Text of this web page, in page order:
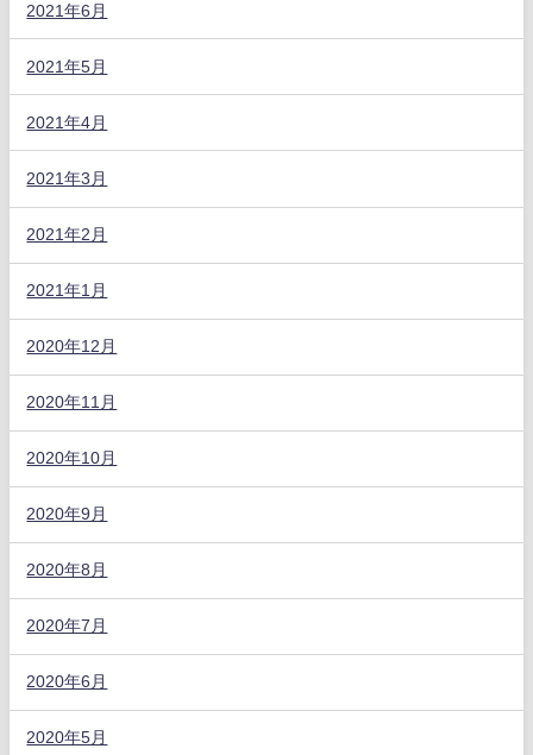
2021年6月
2021年5月
2021年4月
2021年3月
2021年2月
2021年1月
2020年12月
2020年11月
2020年10月
2020年9月
2020年8月
2020年7月
2020年6月
2020年5月